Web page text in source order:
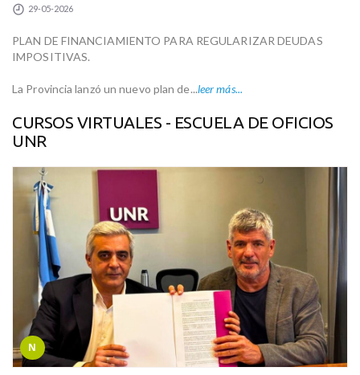
29-05-2026
PLAN DE FINANCIAMIENTO PARA REGULARIZAR DEUDAS
IMPOSITIVAS.
La Provincia lanzó un nuevo plan de...leer más...
CURSOS VIRTUALES - ESCUELA DE OFICIOS
UNR
N